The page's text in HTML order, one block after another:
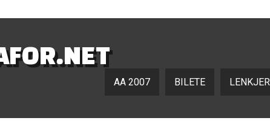
AA 2007 BILETE LENKJER